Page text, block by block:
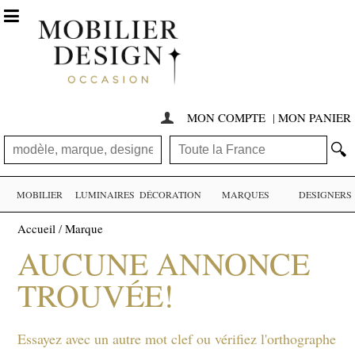
 MON COMPTE | MON PANIER
🔍

MOBILIER LUMINAIRES DÉCORATION MARQUES DESIGNERS
Accueil /Marque
AUCUNE ANNONCE
TROUVÉE!
Essayez avec un autre mot clef ou vérifiez l'orthographe